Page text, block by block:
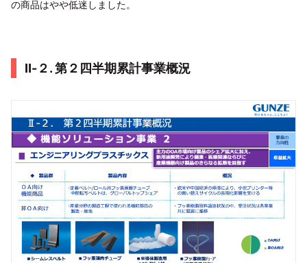
の商品はやや低迷しました。
Ⅱ-２. 第２四半期累計事業概況